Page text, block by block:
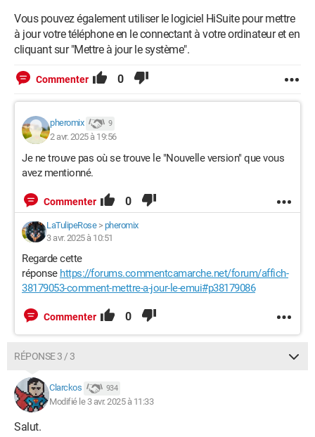
Vous pouvez également utiliser le logiciel HiSuite pour mettre
à jour votre téléphone en le connectant à votre ordinateur et en
cliquant sur "Mettre à jour le système".
Commenter 0
pheromix 9
2 avr. 2025 à 19:56
Je ne trouve pas où se trouve le "Nouvelle version" que vous
avez mentionné.
Commenter 0
LaTulipeRose> pheromix
3 avr. 2025 à 10:51
Regarde cette
réponse https://forums.commentcamarche.net/forum/affich-
38179053-comment-mettre-a-jour-le-emui#p38179086
Commenter 0
RÉPONSE 3 / 3
Clarckos 934
Modifié le 3 avr. 2025 à 11:33
Salut.